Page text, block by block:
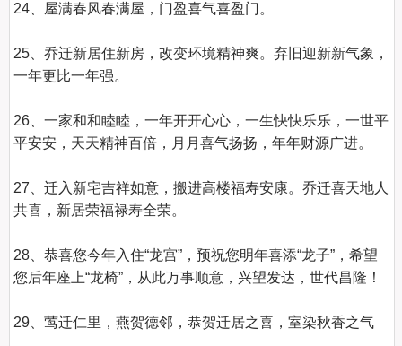
24、屋满春风春满屋，门盈喜气喜盈门。
25、乔迁新居住新房，改变环境精神爽。弃旧迎新新气象，
一年更比一年强。
26、一家和和睦睦，一年开开心心，一生快快乐乐，一世平
平安安，天天精神百倍，月月喜气扬扬，年年财源广进。
27、迁入新宅吉祥如意，搬进高楼福寿安康。乔迁喜天地人
共喜，新居荣福禄寿全荣。
28、恭喜您今年入住“龙宫”，预祝您明年喜添“龙子”，希望
您后年座上“龙椅”，从此万事顺意，兴望发达，世代昌隆！
29、莺迁仁里，燕贺德邻，恭贺迁居之喜，室染秋香之气